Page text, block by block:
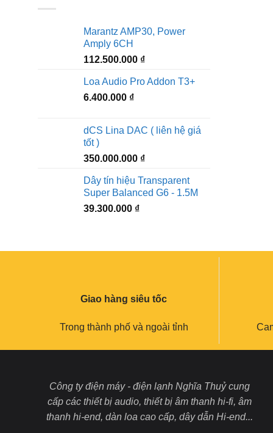
Marantz AMP30, Power
Amply 6CH
112.500.000 ₫
Loa Audio Pro Addon T3+
6.400.000 ₫
dCS Lina DAC ( liên hệ giá
tốt )
350.000.000 ₫
Dây tín hiệu Transparent
Super Balanced G6 - 1.5M
39.300.000 ₫
Giao hàng siêu tốc
Trong thành phố và ngoài tỉnh
Công ty điện máy - điện lạnh Nghĩa Thuỷ cung
cấp các thiết bị audio, thiết bị âm thanh hi-fi, âm
thanh hi-end, dàn loa cao cấp, dây dẫn Hi-end...